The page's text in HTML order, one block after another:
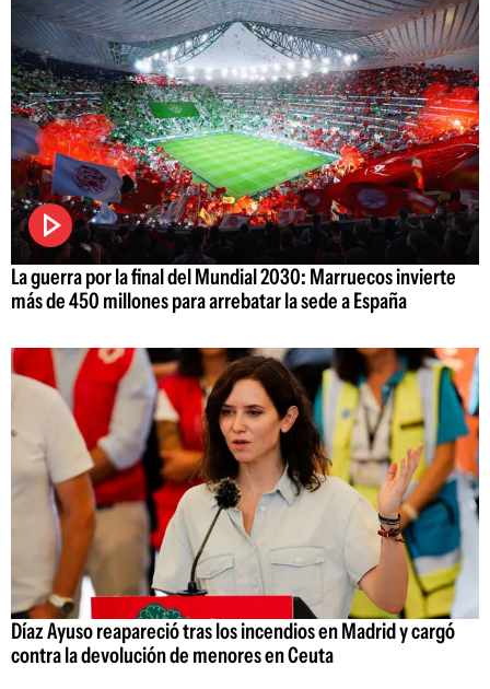
La guerra por la final del Mundial 2030: Marruecos invierte
más de 450 millones para arrebatar la sede a España
Díaz Ayuso reapareció tras los incendios en Madrid y cargó
contra la devolución de menores en Ceuta